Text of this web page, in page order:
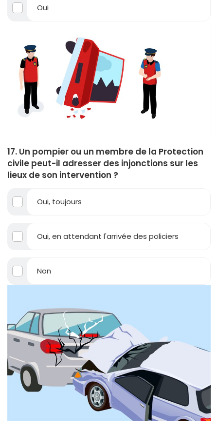
Oui
17. Un pompier ou un membre de la Protection
civile peut-il adresser des injonctions sur les
lieux de son intervention ?
Oui, toujours
Oui, en attendant l'arrivée des policiers
Non